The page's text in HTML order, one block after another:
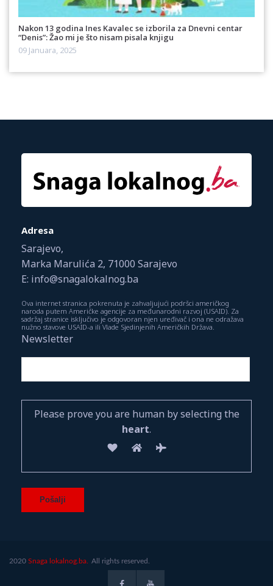
Nakon 13 godina Ines Kavalec se izborila za Dnevni centar
“Denis”: Žao mi je što nisam pisala knjigu
09 Januara, 2025
Adresa
Sarajevo,
Marka Marulića 2, 71000 Sarajevo
E: info@snagalokalnog.ba
Ova internet stranica pokrenuta je zahvaljujući podršci američkog
naroda putem Američke agencije za međunarodni razvoj (USAID). Za
sadržaj stranice isključivo je odgovoran njen uređivač i ona ne odražava
nužno stavove USAID-a ili Vlade Sjedinjenih Američkih Država.
Newsletter
Please prove you are human by selecting the
heart.
2020 Snaga lokalnog.ba. All rights reserved.